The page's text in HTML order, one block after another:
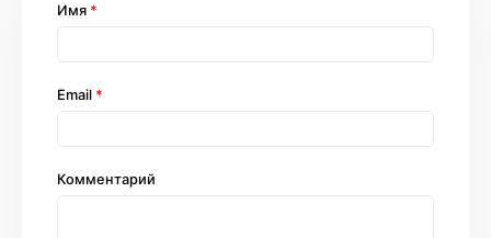
Комментарий
Имя *
Email *